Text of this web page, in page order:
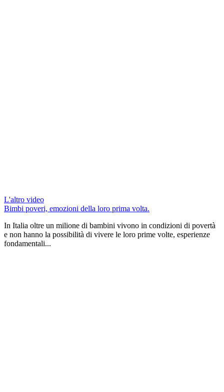
L'altro video
Bimbi poveri, emozioni della loro prima volta.
In Italia oltre un milione di bambini vivono in condizioni di povertà
e non hanno la possibilità di vivere le loro prime volte, esperienze
fondamentali...